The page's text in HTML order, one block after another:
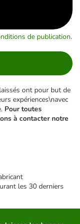
de publication.
ont pour but de
expériences\navec
Pour toutes
à contacter notre
les 30 derniers